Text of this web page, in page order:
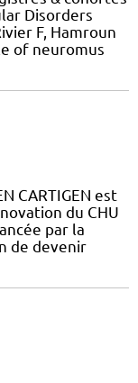
Disorders
F, Hamroun
of neuromus
CARTIGEN est
du CHU
par la
de devenir